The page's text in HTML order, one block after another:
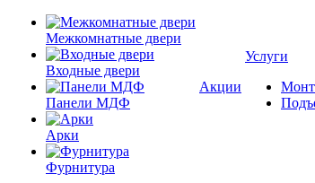
Межкомнатные двери
Входные двери
Панели МДФ
Арки
Фурнитура
Акции
Услуги